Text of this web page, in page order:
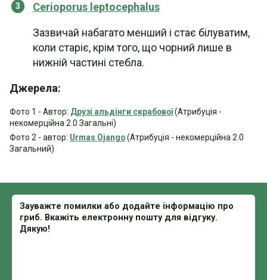
Cerioporus leptocephalus
Зазвичай набагато менший і стає білуватим,
коли старіє, крім того, що чорний лише в
нижній частині стебла.
Джерела:
Фото 1 - Автор: Друзі альдінги скрабової(Атрибуція -
некомерційна 2.0 Загальні)
Фото 2 - автор: Urmas Ojango(Атрибуція - некомерційна 2.0
Загальний)